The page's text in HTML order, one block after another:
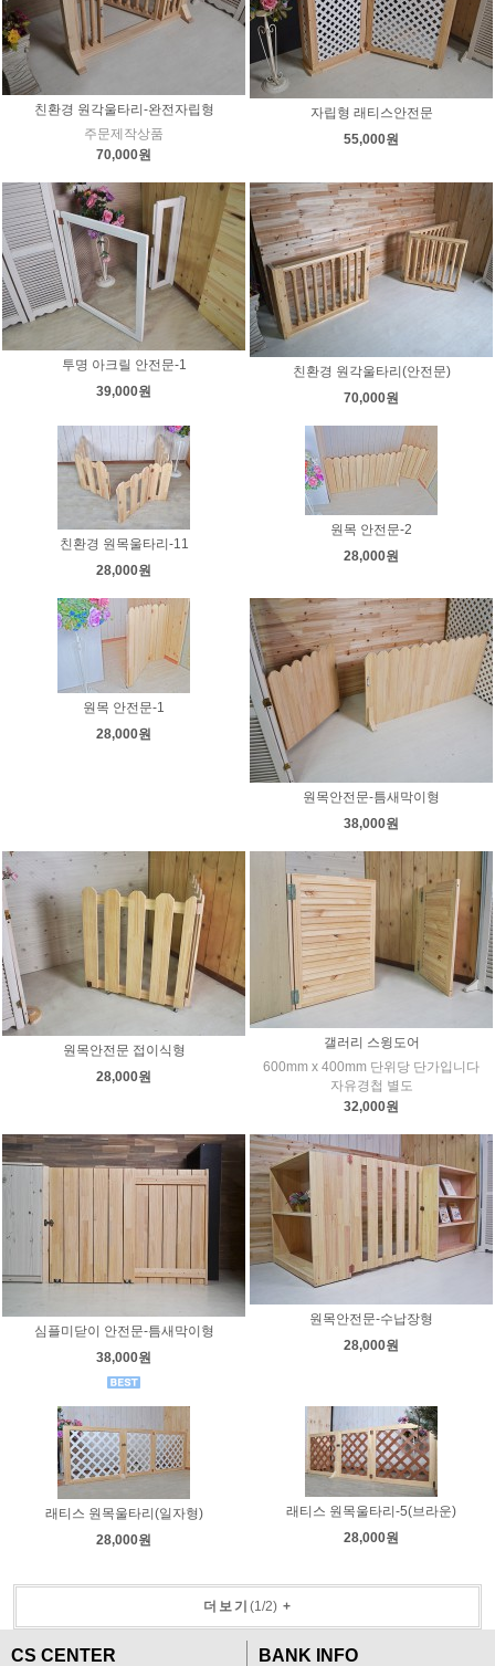
친환경 원각울타리-완전자립형
주문제작상품
70,000원
자립형 래티스안전문
55,000원
투명 아크릴 안전문-1
39,000원
친환경 원각울타리(안전문)
70,000원
친환경 원목울타리-11
28,000원
원목 안전문-2
28,000원
원목 안전문-1
28,000원
원목안전문-틈새막이형
38,000원
원목안전문 접이식형
28,000원
갤러리 스윙도어
600mm x 400mm 단위당 단가입니다
자유경첩 별도
32,000원
심플미닫이 안전문-틈새막이형
38,000원
원목안전문-수납장형
28,000원
래티스 원목울타리(일자형)
28,000원
래티스 원목울타리-5(브라운)
28,000원
더보기 (1/2)+
CS CENTER BANK INFO